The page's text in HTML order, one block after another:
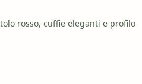
rosso, cuffie eleganti e profilo